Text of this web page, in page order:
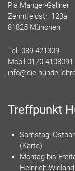
Pia Manger-Gallner
Zehntfeldstr. 123a
81825 München
Tel. 089 421309
Mobil 0170 4108091
info@die-hunde-
Treffpunkt
Samstag:
(Karte)
Montag bis
Heinrich-